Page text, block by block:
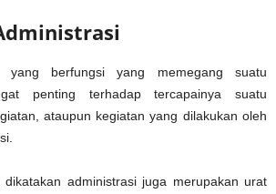
yang berfungsi yang memegang suatu
penting terhadap tercapainya suatu
ataupun kegiatan yang dilakukan oleh
administrasi juga merupakan urat